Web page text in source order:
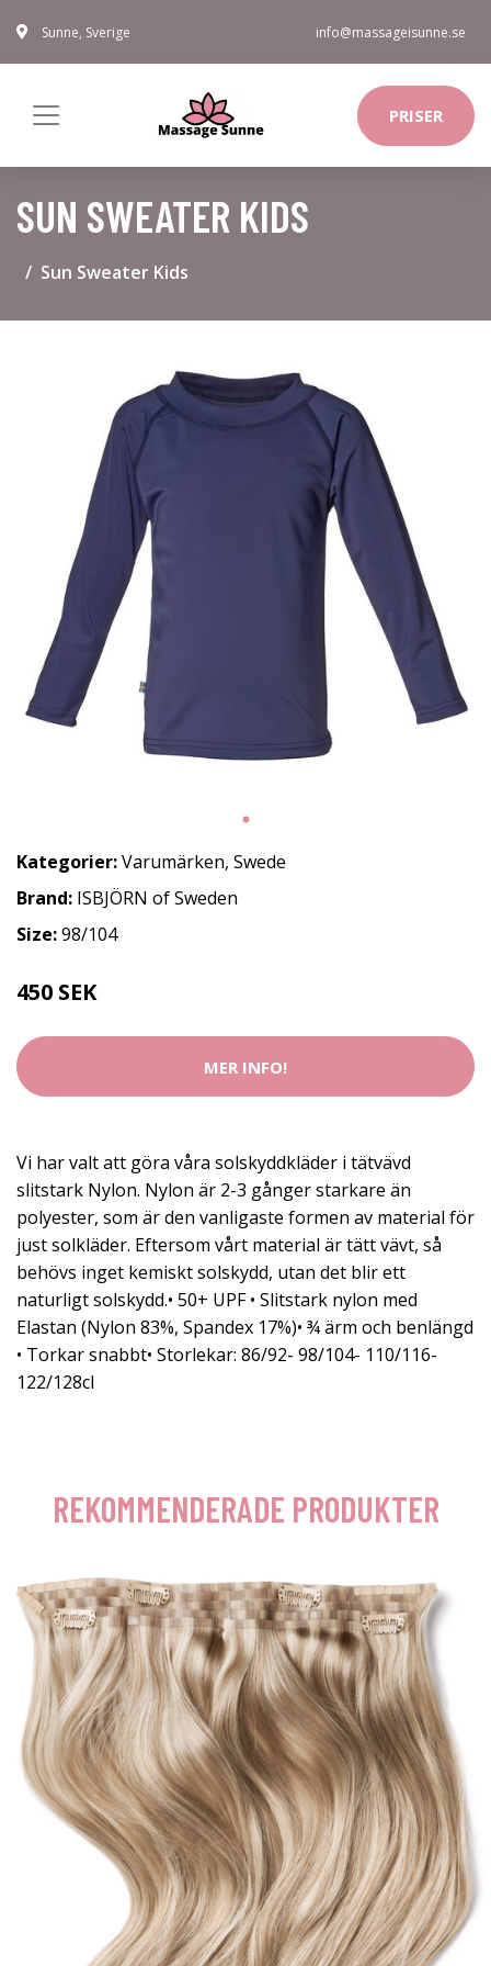
Sunne, Sverige info@massageisunne.se
PRISER
SUN SWEATER KIDS
Sun Sweater Kids
Kategorier:Varumärken, Swede
Brand: ISBJÖRN of Sweden
Size:98/104
450 SEK
MER INFO!
Vi har valt att göra våra solskyddkläder i tätvävd
slitstark Nylon. Nylon är 2-3 gånger starkare än
polyester, som är den vanligaste formen av material för
just solkläder. Eftersom vårt material är tätt vävt, så
behövs inget kemiskt solskydd, utan det blir ett
naturligt solskydd.• 50+ UPF • Slitstark nylon med
Elastan (Nylon 83%, Spandex 17%)• ¾ ärm och benlängd
• Torkar snabbt• Storlekar: 86/92- 98/104- 110/116-
122/128cl
REKOMMENDERADE PRODUKTER